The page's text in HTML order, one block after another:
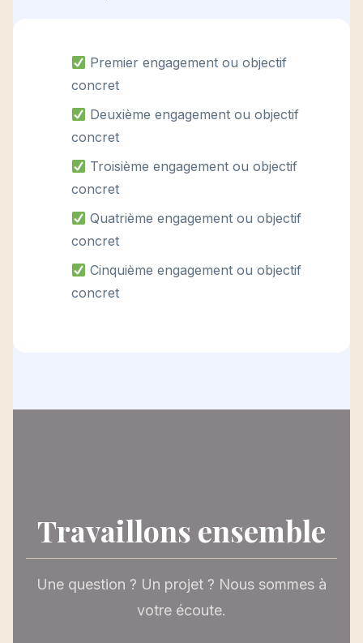
Premier engagement ou objectif
concret
Deuxième engagement ou objectif
concret
Troisième engagement ou objectif
concret
Quatrième engagement ou objectif
concret
Cinquième engagement ou objectif
concret
Travaillons ensemble
Une question ? Un projet ? Nous sommes à
votre écoute.